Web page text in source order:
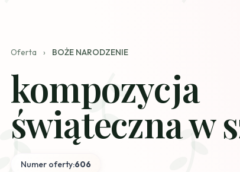
Oferta › BOŻE NARODZENIE
kompozycja
świąteczna w
Numer oferty:606